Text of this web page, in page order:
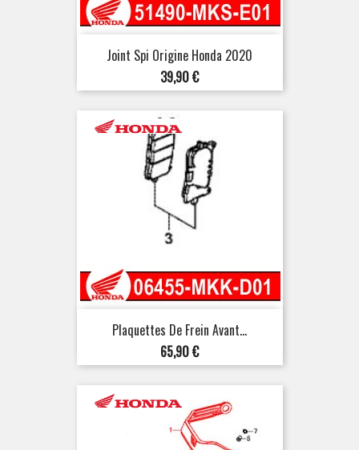
Joint Spi Origine Honda 2020
Prix
39,90 €
Plaquettes De Frein Avant...
Prix
65,90 €